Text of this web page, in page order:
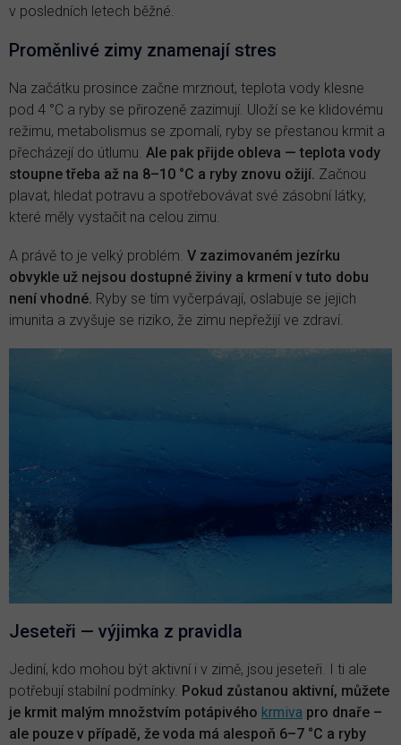
v posledních letech běžné.
Proměnlivé zimy znamenají stres
Na začátku prosince začne mrznout, teplota vody klesne
pod 4 °C a ryby se přirozeně zazimují. Uloží se ke klidovému
režimu, metabolismus se zpomalí, ryby se přestanou krmit a
přecházejí do útlumu. Ale pak přijde obleva — teplota vody
stoupne třeba až na 8–10 °C a ryby znovu ožijí. Začnou
plavat, hledat potravu a spotřebovávat své zásobní látky,
které měly vystačit na celou zimu.
A právě to je velký problém. V zazimovaném jezírku
obvykle už nejsou dostupné živiny a krmení v tuto dobu
není vhodné. Ryby se tím vyčerpávají, oslabuje se jejich
imunita a zvyšuje se riziko, že zimu nepřežijí ve zdraví.
Jeseteři — výjimka z pravidla
Jediní, kdo mohou být aktivní i v zimě, jsou jeseteři. I ti ale
potřebují stabilní podmínky. Pokud zůstanou aktivní, můžete
je krmit malým množstvím potápivého krmiva pro dnaře –
ale pouze v případě, že voda má alespoň 6–7 °C a ryby